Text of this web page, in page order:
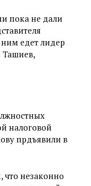
пока не дали
едет лидер
Ташиев,
налоговой
прдъявили в
что незаконно